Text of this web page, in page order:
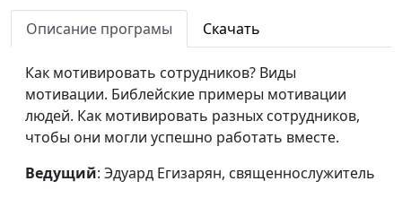
Описание програмы Скачать
Как мотивировать сотрудников? Виды
мотивации. Библейские примеры мотивации
людей. Как мотивировать разных сотрудников,
чтобы они могли успешно работать вместе.
Ведущий: Эдуард Егизарян, священнослужитель
Победитель должен
умереть
священнослужитель
Истина о Царстве
Александр Трусюк,
священнослужитель
Ты - мне, я - тебе
Эдуард Егизарян,
священнослужитель
Брачный пир